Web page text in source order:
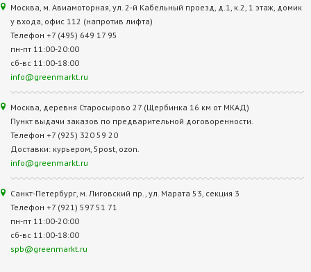
Москва, м. Авиамоторная, ул. 2‑й Кабельный проезд, д.1, к.2, 1 этаж, домик
у входа, офис 112 (напротив лифта)
Телефон +7 (495) 649 17 95
пн-пт 11:00-20:00
сб-вс 11:00-18:00
info@greenmarkt.ru
Москва, деревня Старосырово 27 (Щербинка 16 км от МКАД)
Пункт выдачи заказов по предварительной договоренности.
Телефон +7 (925) 320 59 20
Доставки: курьером, 5post, ozon.
info@greenmarkt.ru
Санкт-Петербург, м. Лиговский пр., ул. Марата 53, секция 3
Телефон +7 (921) 597 51 71
пн-пт 11:00-20:00
сб-вс 11:00-18:00
spb@greenmarkt.ru